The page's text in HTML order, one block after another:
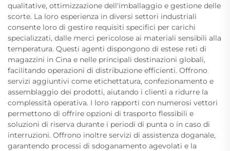
qualitative, ottimizzazione dell'imballaggio e gestione delle
scorte. La loro esperienza in diversi settori industriali
consente loro di gestire requisiti specifici per carichi
specializzati, dalle merci pericolose ai materiali sensibili alla
temperatura. Questi agenti dispongono di estese reti di
magazzini in Cina e nelle principali destinazioni globali,
facilitando operazioni di distribuzione efficienti. Offrono
servizi aggiuntivi come etichettatura, confezionamento e
assemblaggio dei prodotti, aiutando i clienti a ridurre la
complessità operativa. I loro rapporti con numerosi vettori
permettono di offrire opzioni di trasporto flessibili e
soluzioni di riserva durante i periodi di punta o in caso di
interruzioni. Offrono inoltre servizi di assistenza doganale,
garantendo processi di sdoganamento agevolati e la